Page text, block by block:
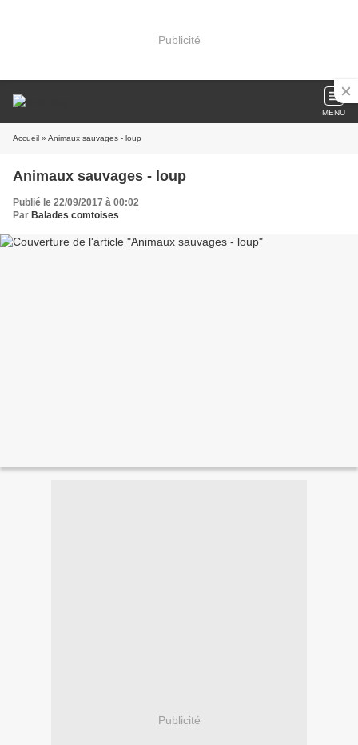
Publicité
MENU
Accueil » Animaux sauvages - loup
Animaux sauvages - loup
Publié le 22/09/2017 à 00:02
Par Balades comtoises
Publicité